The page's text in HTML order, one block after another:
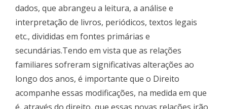
dados, que abrangeu a leitura, a análise e
interpretação de livros, periódicos, textos legais
etc., divididas em fontes primárias e
secundárias.Tendo em vista que as relações
familiares sofreram significativas alterações ao
longo dos anos, é importante que o Direito
acompanhe essas modificações, na medida em que